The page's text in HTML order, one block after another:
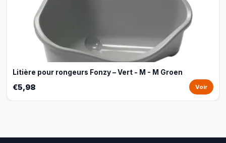
Litière pour rongeurs Fonzy – Vert - M - M Groen
€5,98 Voir